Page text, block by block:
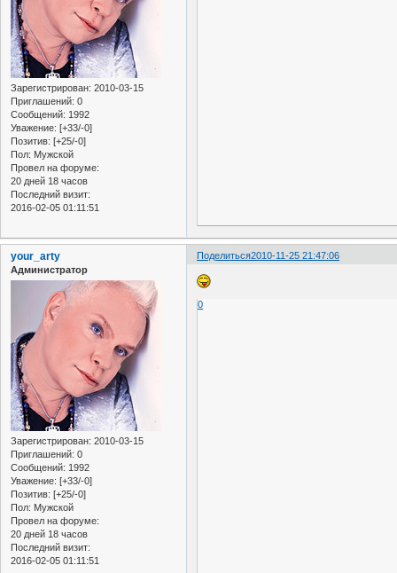
Зарегистрирован: 2010-03-15
Приглашений: 0
Сообщений: 1992
Уважение: [+33/-0]
Позитив: [+25/-0]
Пол: Мужской
Провел на форуме:
20 дней 18 часов
Последний визит:
2016-02-05 01:11:51
Поделиться2010-11-25 21:47:06
your_arty
Администратор
Зарегистрирован: 2010-03-15
Приглашений: 0
Сообщений: 1992
Уважение: [+33/-0]
Позитив: [+25/-0]
Пол: Мужской
Провел на форуме:
20 дней 18 часов
Последний визит:
2016-02-05 01:11:51
0